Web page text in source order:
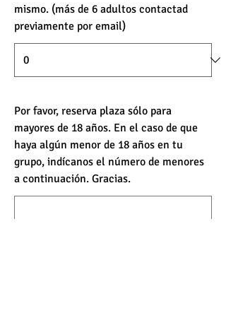
mismo. (más de 6 adultos contactad
previamente por email)
Por favor, reserva plaza sólo para
mayores de 18 años. En el caso de que
haya algún menor de 18 años en tu
grupo, indícanos el número de menores
a continuación. Gracias.